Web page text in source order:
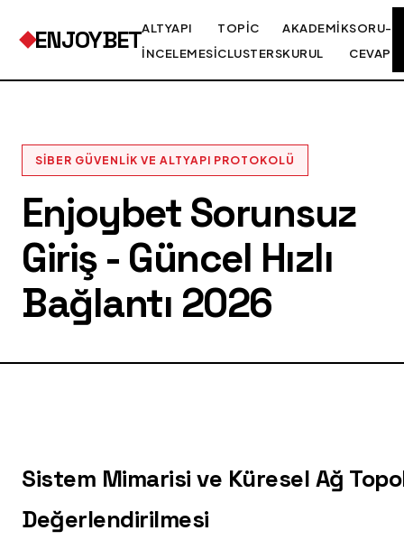
ENJOYBETALTYAPI
İNCELEMESI
TOPIC
CLUSTERS
AKADEMIK
KURUL
SORU-
CEVAP
SIBER GÜVENLIK VE ALTYAPI PROTOKOLÜ
Enjoybet Sorunsuz
Giriş - Güncel Hızlı
Bağlantı 2026
Sistem Mimarisi ve Küresel Ağ
Değerlendirilmesi